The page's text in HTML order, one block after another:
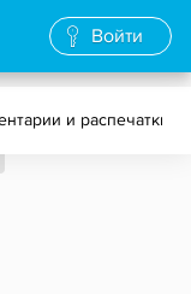
Войти
и распечатки